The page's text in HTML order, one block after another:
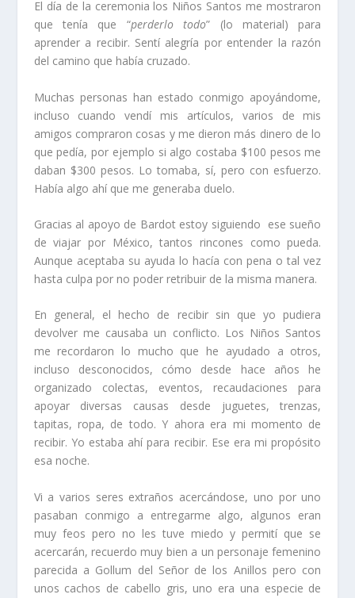
El día de la ceremonia los Niños Santos me mostraron
que tenía que “perderlo todo” (lo material) para
aprender a recibir. Sentí alegría por entender la razón
del camino que había cruzado.
Muchas personas han estado conmigo apoyándome,
incluso cuando vendí mis artículos, varios de mis
amigos compraron cosas y me dieron más dinero de lo
que pedía, por ejemplo si algo costaba $100 pesos me
daban $300 pesos. Lo tomaba, sí, pero con esfuerzo.
Había algo ahí que me generaba duelo.
Gracias al apoyo de Bardot estoy siguiendo ese sueño
de viajar por México, tantos rincones como pueda.
Aunque aceptaba su ayuda lo hacía con pena o tal vez
hasta culpa por no poder retribuir de la misma manera.
En general, el hecho de recibir sin que yo pudiera
devolver me causaba un conflicto. Los Niños Santos
me recordaron lo mucho que he ayudado a otros,
incluso desconocidos, cómo desde hace años he
organizado colectas, eventos, recaudaciones para
apoyar diversas causas desde juguetes, trenzas,
tapitas, ropa, de todo. Y ahora era mi momento de
recibir. Yo estaba ahí para recibir. Ese era mi propósito
esa noche.
Vi a varios seres extraños acercándose, uno por uno
pasaban conmigo a entregarme algo, algunos eran
muy feos pero no les tuve miedo y permití que se
acercarán, recuerdo muy bien a un personaje femenino
parecida a Gollum del Señor de los Anillos pero con
unos cachos de cabello gris, uno era una especie de